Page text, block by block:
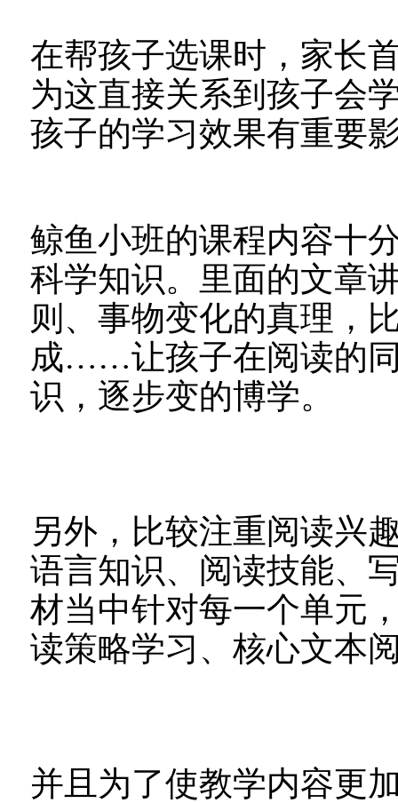
在帮孩子选课时，家长
为这直接关系到孩子会
孩子的学习效果有重要
鲸鱼小班的课程内容十
科学知识。里面的文章
则、事物变化的真理，
成……让孩子在阅读的
识，逐步变的博学。
另外，比较注重阅读兴
语言知识、阅读技能、
材当中针对每一个单元
读策略学习、核心文本
并且为了使教学内容更